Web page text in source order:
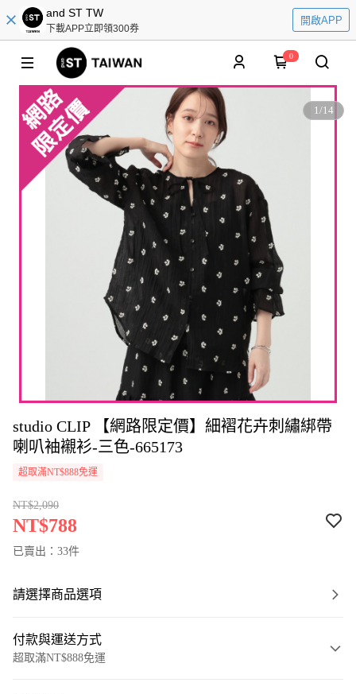
and ST TW
下載APP立即領300券
開啟APP
0
1/14
studio CLIP 【網路限定價】細褶花卉刺繡綁帶
喇叭袖襯衫-三色-665173
超取滿NT$888免運
NT$2,090
NT$788
已賣出：33件
請選擇商品選項
付款與運送方式
超取滿NT$888免運